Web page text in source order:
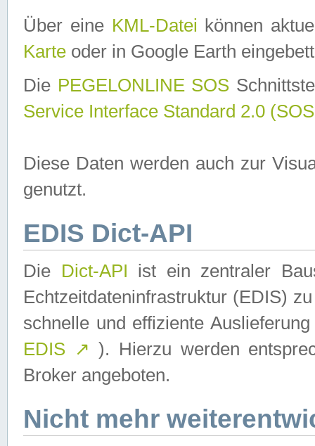
Über eine KML-Datei können
Karte oder in Google Earth
Die PEGELONLINE SOS
Service Interface Standard 2.0
Diese Daten werden auch zur
genutzt.
EDIS Dict-API
Die Dict-API ist ein zentraler
Echtzeitdateninfrastruktur (EDIS)
schnelle und effiziente
EDIS ↗ ). Hierzu werden
Broker angeboten.
Nicht mehr